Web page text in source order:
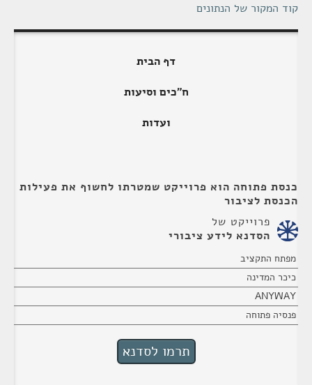
קוד המקור של הנתונים
דף הבית
ח"כים וסיעות
ועדות
כנסת פתוחה הוא פרוייקט שמטרתו לחשוף את פעילות
הכנסת לציבור
פרוייקט של
הסדנא לידע ציבורי
מפתח התקציב
כיכר המדינה
ANYWAY
פנסיה פתוחה